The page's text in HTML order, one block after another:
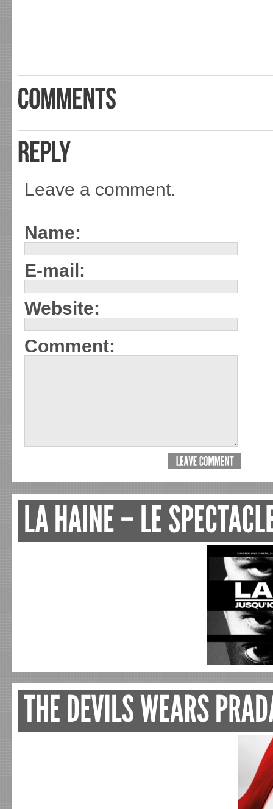
Leave a comment.
Name:
E-mail:
Website:
Comment: